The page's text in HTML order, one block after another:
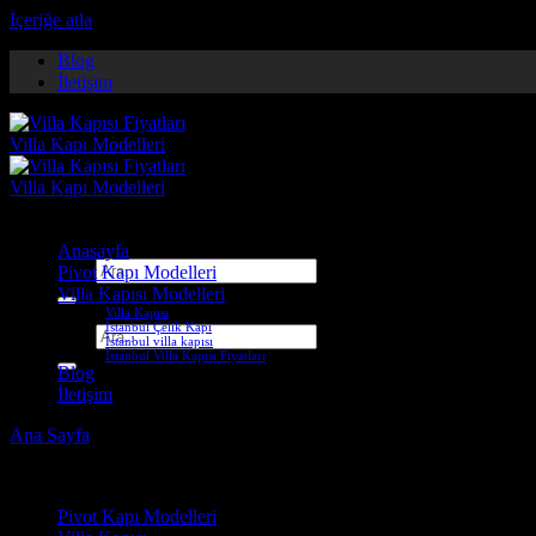
İçeriğe atla
Blog
İletişim
Ara:
Anasayfa
Pivot Kapı Modelleri
Villa Kapısı Modelleri
Villa Kapısı
İstanbul Çelik Kapı
İstanbul villa kapısı
İstanbul Villa Kapısı Fiyatları
Blog
İletişim
Ana Sayfa
Pivot Kapı Modelleri